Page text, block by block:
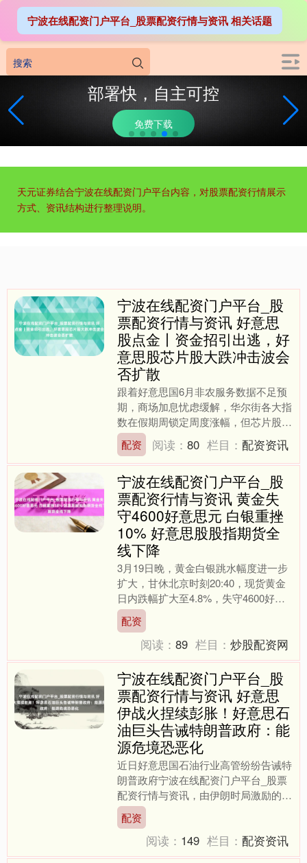
部署快，自主可控
免费下载
天元证券结合宁波在线配资门户平台内容，对股票配资行情展示
方式、资讯结构进行整理说明。
宁波在线配资门户平台_股票配资行情与资讯 相关话题
宁波在线配资门户平台_股
票配资行情与资讯 好意思
股点金丨资金招引出逃，好
意思股芯片股大跌冲击波会
否扩散
跟着好意思国6月非农服务数据不足预
期，商场加息忧虑缓解，华尔街各大指
数在假期周锁定周度涨幅，但芯片股再
度大幅重挫，资金再度大幅出逃好意思
股基金。从季节性端正来看....
配资 阅读：80 栏目：配资资讯
宁波在线配资门户平台_股
票配资行情与资讯 黄金失
守4600好意思元 白银重挫
10% 好意思股股指期货全
线下降
3月19日晚，黄金白银跳水幅度进一步
扩大，甘休北京时刻20:40，现货黄金
日内跌幅扩大至4.8%，失守4600好意
思元关隘。现货白银日内跌幅超10%，
报67.4....
配资
阅读：89 栏目：炒股配资网
宁波在线配资门户平台_股
票配资行情与资讯 好意思
伊战火捏续彭胀！好意思石
油巨头告诫特朗普政府：能
源危境恐恶化
近日好意思国石油行业高管纷纷告诫特
朗普政府宁波在线配资门户平台_股票
配资行情与资讯，由伊朗时局激励的能
源危境很可能进一步恶化。 据知情东
说念主士瓦解，在当地时刻....
配资
阅读： 149 栏目：配资资讯